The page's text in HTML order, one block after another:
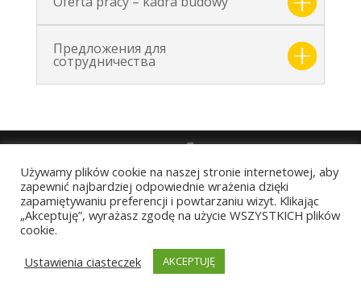
Предложения для
сотрудничества
Zaprojektowano i wykonano dla Rembud Sp. z o.o.
Copyright © Rembud 2021
Używamy plików cookie na naszej stronie internetowej, aby
zapewnić najbardziej odpowiednie wrażenia dzięki
zapamiętywaniu preferencji i powtarzaniu wizyt. Klikając
„Akceptuję”, wyrażasz zgodę na użycie WSZYSTKICH plików
cookie.
Ustawienia ciasteczek
AKCEPTUJĘ